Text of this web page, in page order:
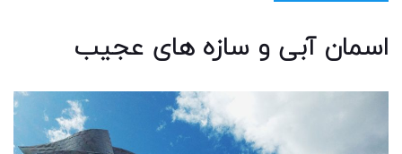
اسمان آبی و سازه های عجیب